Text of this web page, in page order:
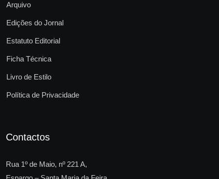
Arquivo
Edições do Jornal
Estatuto Editorial
Ficha Técnica
Livro de Estilo
Política de Privacidade
Contactos
Rua 1º de Maio, nº 221 A,